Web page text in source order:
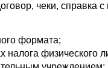
чеки, справка с
формата;
налога физического